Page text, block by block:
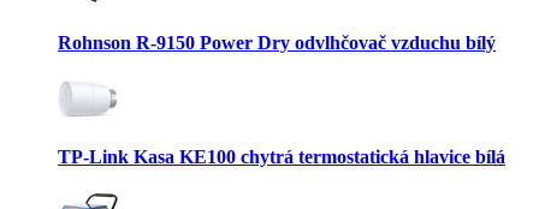
Rohnson R-9150 Power Dry odvlhčovač vzduchu bílý
TP-Link Kasa KE100 chytrá termostatická hlavice bílá